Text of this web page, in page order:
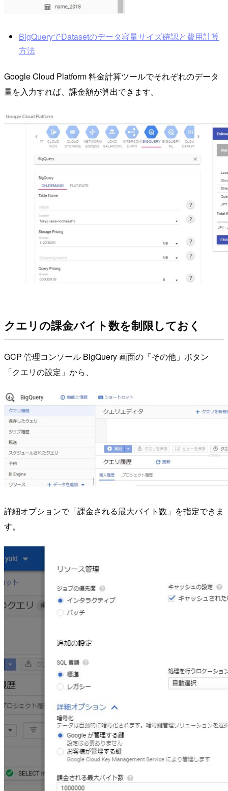
BigQueryでDatasetのデータ容量サイズ確認と費用計算
方法
Google Cloud Platform 料金計算ツールでそれぞれのデータ
量を入力すれば、課金額が算出できます。
クエリの課金バイト数を制限しておく
GCP 管理コンソール BigQuery 画面の「その他」ボタン
「クエリの設定」から、
詳細オプションで「課金される最大バイト数」を指定できま
す。